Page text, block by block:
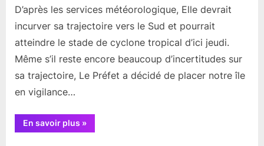
D’après les services météorologique, Elle devrait
incurver sa trajectoire vers le Sud et pourrait
atteindre le stade de cyclone tropical d’ici jeudi.
Même s’il reste encore beaucoup d’incertitudes sur
sa trajectoire, Le Préfet a décidé de placer notre île
en vigilance…
En savoir plus “Nouvelle
dépression
»